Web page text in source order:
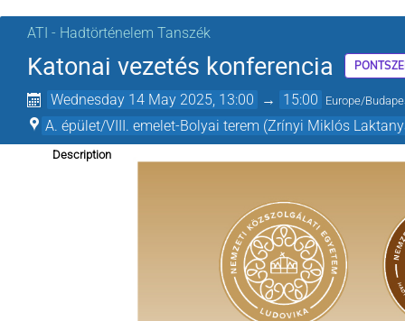
ATI - Hadtörténelem Tanszék
Katonai vezetés konferencia
Wednesday 14 May 2025, 13:00 → 15:00 Europe/
A. épület/VIII. emelet-Bolyai terem (Zrínyi Miklós
Description